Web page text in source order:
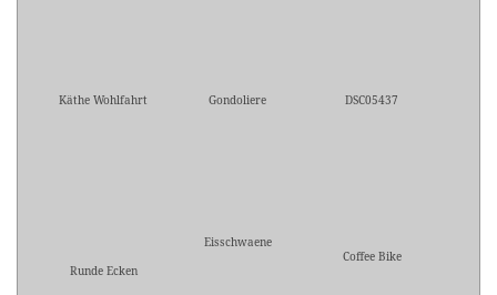
Käthe Wohlfahrt Gondoliere DSC05437
Runde Ecken
Eisschwaene
Coffee Bike